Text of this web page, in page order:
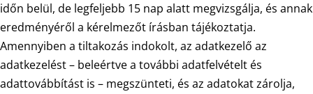
időn belül, de legfeljebb 15 nap alatt megvizsgálja, és annak
eredményéről a kérelmezőt írásban tájékoztatja.
Amennyiben a tiltakozás indokolt, az adatkezelő az
adatkezelést – beleértve a további adatfelvételt és
adattovábbítást is – megszünteti, és az adatokat zárolja,